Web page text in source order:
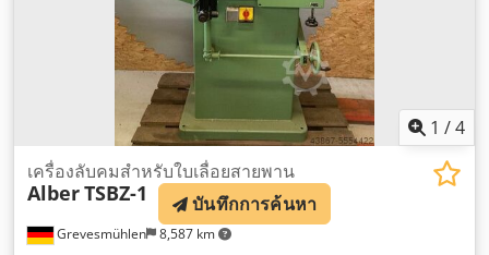
1 /4
Grevesmühlen 8,587 km
เครื่องลับคมสำหรับใบเลื่อยสายพาน
AlberTSBZ-1 บันทึกการค้นหา